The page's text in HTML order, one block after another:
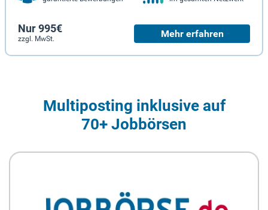
Nur 995€
zzgl. MwSt. Mehr erfahren
Multiposting inklusive auf
70+ Jobbörsen